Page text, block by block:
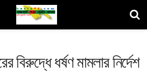
বিরুদ্ধে ধর্ষণ মামলার নির্দেশ